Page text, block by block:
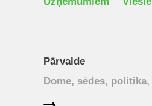
Pārvalde
Dome, sēdes,